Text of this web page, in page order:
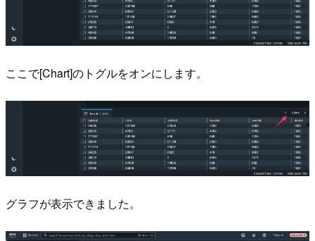
ここで[Chart]のトグルをオンにします。
グラフが表示できました。